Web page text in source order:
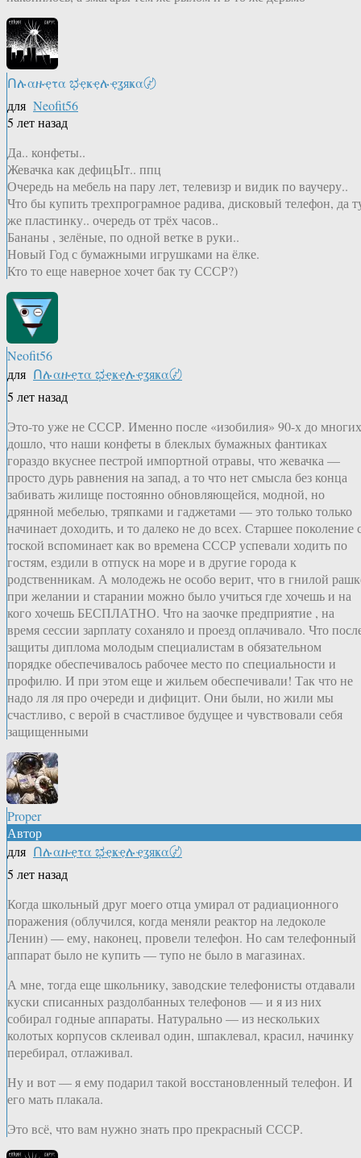
Ոሉαዙҿτα ಭҿҝҿሉҿʓяҝα〄
для Neofit56
5 лет назад
Да.. конфеты..
Жевачка как дефицЫт.. ппц
Очередь на мебель на пару лет, телевизр и видик по ваучеру..
Что бы купить трехпрограмное радива, дисковый телефон, да
же пластинку.. очередь от трёх часов..
Бананы , зелёные, по одной ветке в руки..
Новый Год с бумажными игрушками на ёлке.
Кто то еще наверное хочет бак ту СССР?)
Neofit56
для Ոሉαዙҿτα ಭҿҝҿሉҿʓяҝα〄
5 лет назад
Это-то уже не СССР. Именно после «изобилия» 90-х до многих
дошло, что наши конфеты в блеклых бумажных фантиках
гораздо вкуснее пестрой импортной отравы, что жевачка —
просто дурь равнения на запад, а то что нет смысла без конца
забивать жилище постоянно обновляющейся, модной, но
дрянной мебелью, тряпками и гаджетами — это только только
начинает доходить, и то далеко не до всех. Старшее поколение
тоской вспоминает как во времена СССР успевали ходить по
гостям, ездили в отпуск на море и в другие города к
родственникам. А молодежь не особо верит, что в гнилой
при желании и старании можно было учиться где хочешь и на
кого хочешь БЕСПЛАТНО. Что на заочке предприятие , на
время сессии зарплату соханяло и проезд оплачивало. Что
защиты диплома молодым специалистам в обязательном
порядке обеспечивалось рабочее место по специальности и
профилю. И при этом еще и жильем обеспечивали! Так что не
надо ля ля про очереди и дифицит. Они были, но жили мы
счастливо, с верой в счастливое будущее и чувствовали себя
защищенными
Proper
Автор
для Ոሉαዙҿτα ಭҿҝҿሉҿʓяҝα〄
5 лет назад
Когда школьный друг моего отца умирал от радиационного
поражения (облучился, когда меняли реактор на ледоколе
Ленин) — ему, наконец, провели телефон. Но сам телефонный
аппарат было не купить — тупо не было в магазинах.
А мне, тогда еще школьнику, заводские телефонисты отдавали
куски списанных раздолбанных телефонов — и я из них
собирал годные аппараты. Натурально — из нескольких
колотых корпусов склеивал один, шпаклевал, красил, начинку
перебирал, отлаживал.
Ну и вот — я ему подарил такой восстановленный телефон. И
его мать плакала.
Это всё, что вам нужно знать про прекрасный СССР.